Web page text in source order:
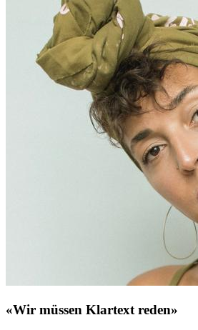
«Wir müssen Klartext reden»